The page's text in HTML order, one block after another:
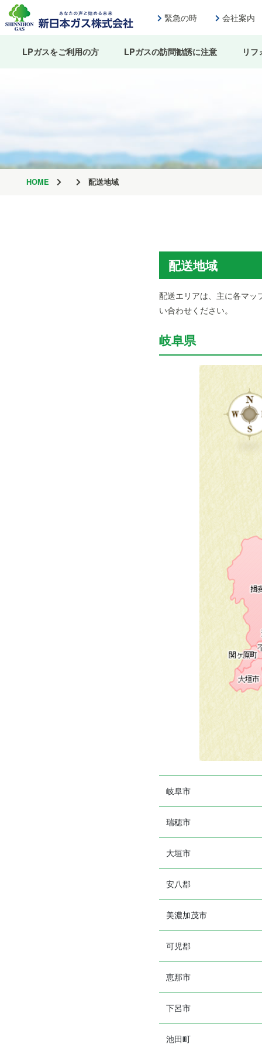
緊急の時 会社案内
LPガスをご利用の方 LPガスの訪問勧誘に注意 リ
HOME 配送地域
配送地域
配送エリアは、主に各マッ
い合わせください。
岐阜県
岐阜市
瑞穂市
大垣市
安八郡
美濃加茂市
可児郡
恵那市
下呂市
池田町